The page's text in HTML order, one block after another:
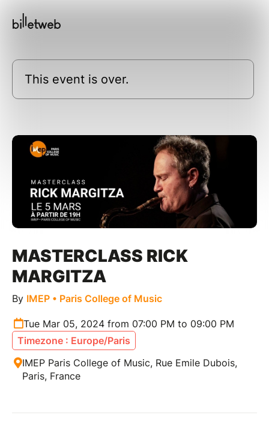
This event is over.
MASTERCLASS RICK
MARGITZA
By IMEP • Paris College of Music
Tue Mar 05, 2024 from 07:00 PM to 09:00 PM
Timezone : Europe/Paris
IMEP Paris College of Music, Rue Emile Dubois,
Paris, France